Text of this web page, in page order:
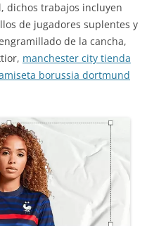
dichos trabajos incluyen
de jugadores suplentes y
de la cancha,
manchester city tienda
borussia dortmund